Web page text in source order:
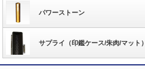
パワーストーン
サプライ（印鑑ケース/朱肉/マット）